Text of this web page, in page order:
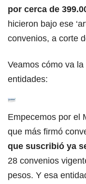
por cerca de
hicieron bajo ese
convenios, a corte
Veamos cómo va
entidades:
Empecemos por el
que más firmó
que suscribió ya
28 convenios
pesos. Y esa